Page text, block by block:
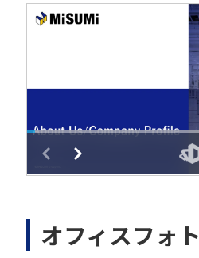
オフィスフォ